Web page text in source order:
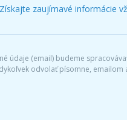
Získajte zaujímavé informácie
údaje (email) budeme
odvolať písomne,